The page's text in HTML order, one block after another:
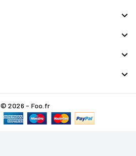




© 2026 - Foo.fr